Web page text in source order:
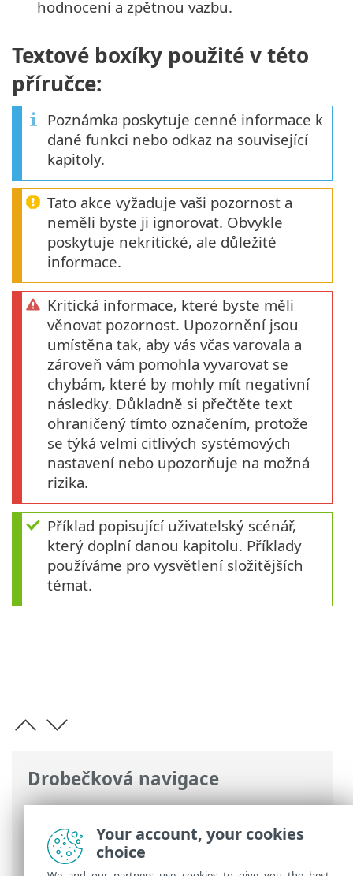
Drobečková navigace
ESET Online nápověda>ESET Bridge>
Úvod k ESET Bridge> Vítejte v online
nápovědě k ESET Bridge
hodnocení a zpětnou vazbu.
Textové boxíky použité v této
příručce:
Poznámka poskytuje cenné informace k
dané funkci nebo odkaz na související
kapitoly.
Tato akce vyžaduje vaši pozornost a
neměli byste ji ignorovat. Obvykle
poskytuje nekritické, ale důležité
informace.
Kritická informace, které byste měli
věnovat pozornost. Upozornění jsou
umístěna tak, aby vás včas varovala a
zároveň vám pomohla vyvarovat se
chybám, které by mohly mít negativní
následky. Důkladně si přečtěte text
ohraničený tímto označením, protože
se týká velmi citlivých systémových
nastavení nebo upozorňuje na možná
rizika.
Příklad popisující uživatelský scénář,
který doplní danou kapitolu. Příklady
používáme pro vysvětlení složitějších
témat.
Your account, your cookies
choice